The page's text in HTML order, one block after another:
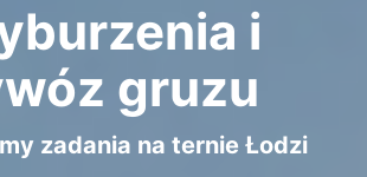
i
gruzu
zadania na ternie Łodzi